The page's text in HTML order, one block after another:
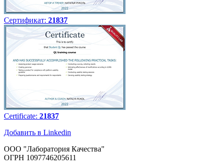
Сертификат: 21837
Certificate: 21837
Добавить в Linkedin
ООО "Лаборатория Качества"
ОГРН 1097746205611